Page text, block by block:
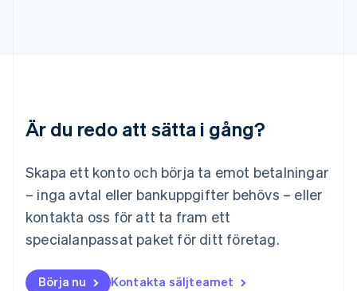
Är du redo att sätta i gång?
Skapa ett konto och börja ta emot betalningar
– inga avtal eller bankuppgifter behövs – eller
kontakta oss för att ta fram ett
specialanpassat paket för ditt företag.
Börja nu Kontakta säljteamet
English简体中文
Malta
Mexiko
English
Nederländerna
NederlandsEnglish
Norge
Nya Zeeland
English